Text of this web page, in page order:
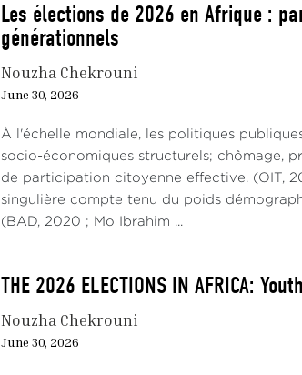
Les élections de 2026 en Afrique :
générationnels
Nouzha Chekrouni
June 30, 2026
À l'échelle mondiale, les politiques
socio-économiques structurels; chômage,
de participation citoyenne effective. (OIT,
singulière compte tenu du poids
(BAD, 2020 ; Mo Ibrahim ...
THE 2026 ELECTIONS IN AFRICA:
Nouzha Chekrouni
June 30, 2026